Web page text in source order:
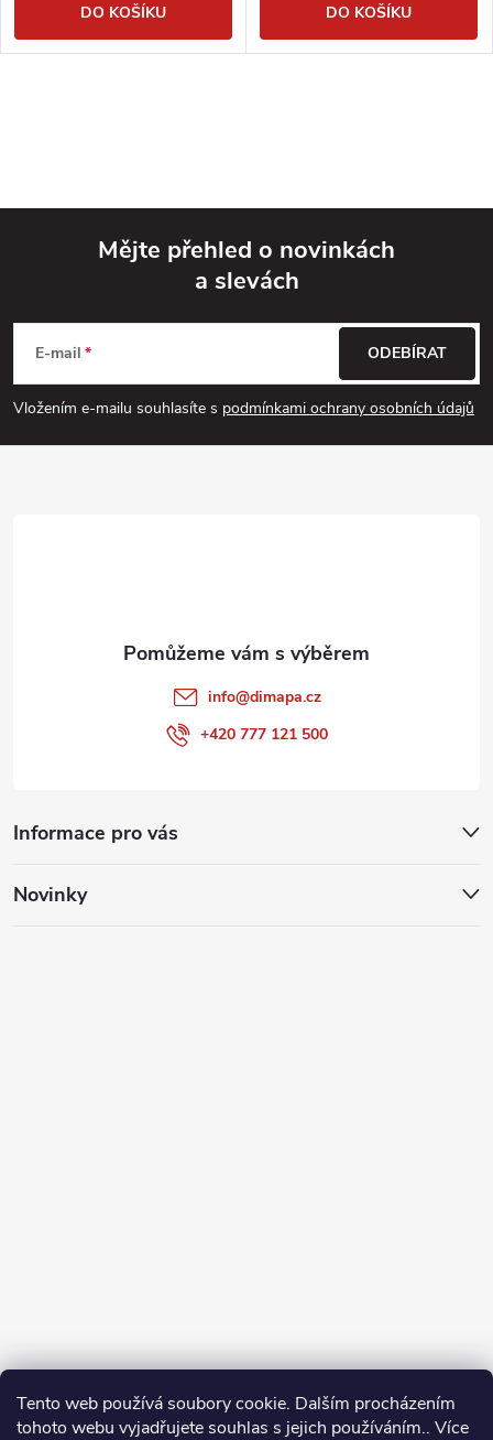
Tento web používá soubory cookie. Dalším procházením
tohoto webu vyjadřujete souhlas s jejich používáním.. Více
DO KOŠÍKU DO KOŠÍKU
p
a
Mějte přehled o novinkách
a slevách
E-mail
Vložením e-mailu souhlasíte s podmínkami ochrany osobních údajů
ODEBÍRAT
Informace pro vás
Novinky
info@dimapa.cz
+420 777 121 500